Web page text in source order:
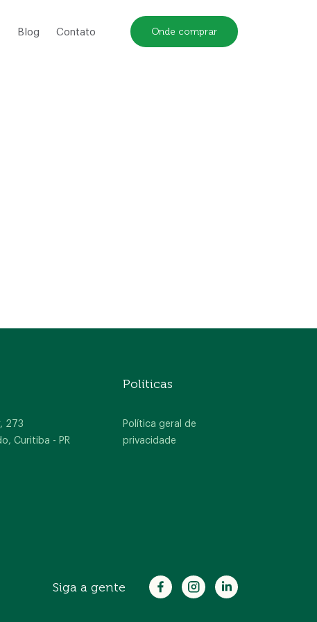
Blog Contato Onde comprar
273
Curitiba - PR
Políticas
Política geral de
privacidade
Siga a gente